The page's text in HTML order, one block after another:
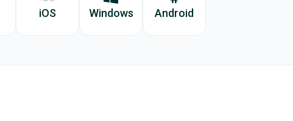
Android
Windows
iOS